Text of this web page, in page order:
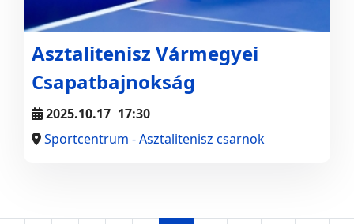
Asztalitenisz Vármegyei
Csapatbajnokság
2025.10.17 17:30
Sportcentrum - Asztalitenisz csarnok